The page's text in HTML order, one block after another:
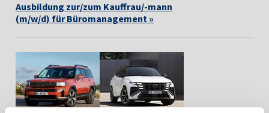
Ausbildung zur/zum Kauffrau/-mann
(m/w/d) für Büromanagement »